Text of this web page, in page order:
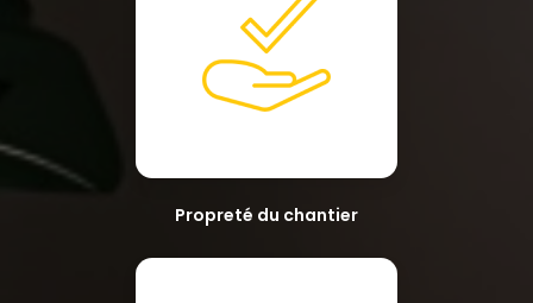
Propreté du chantier